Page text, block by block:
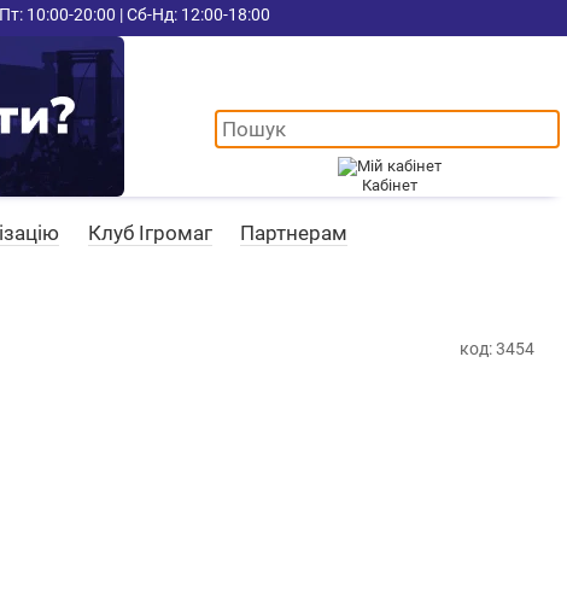
10:00-20:00 | Сб-Нд: 12:00-18:00
Кабінет
Клуб Ігромаг Партнерам
код: 3454